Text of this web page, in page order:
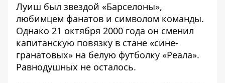
Луиш был звездой «Барселоны»,
любимцем фанатов и символом команды.
Однако 21 октября 2000 года он сменил
капитанскую повязку в стане «сине-
гранатовых» на белую футболку «Реала».
Равнодушных не осталось.